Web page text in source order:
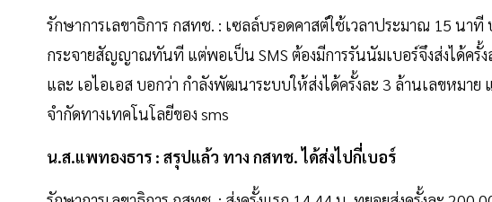
รักษาการเลขาธิการ กสทช. : เซลล์บรอดคาสต์ใช้เวลาประมาณ 15 นา
กระจายสัญญาณทันที แต่พอเป็น SMS ต้องมีการรันนัมเบอร์จึงส่งได้ครั้ง
และ เอไอเอส บอกว่า กำลังพัฒนาระบบให้ส่งได้ครั้งละ 3 ล้านเลขหมาย
จำกัดทางเทคโนโลยีของ sms
น.ส.แพทองธาร : สรุปแล้ว ทาง กสทช. ได้ส่งไปกี่เบอร์